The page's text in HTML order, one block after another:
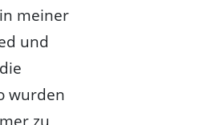
meiner
und
wurden
zu